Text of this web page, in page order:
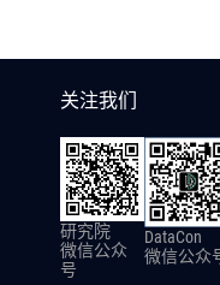
关注我们
研究院
微信公众
号
DataCon
微信公众